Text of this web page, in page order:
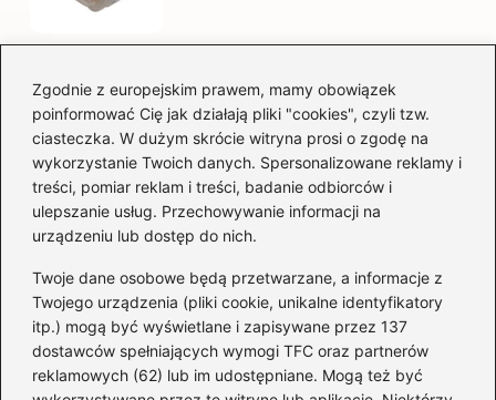
Zgodnie z europejskim prawem, mamy obowiązek
poinformować Cię jak działają pliki "cookies", czyli tzw.
ciasteczka. W dużym skrócie witryna prosi o zgodę na
wykorzystanie Twoich danych. Spersonalizowane reklamy i
treści, pomiar reklam i treści, badanie odbiorców i
ulepszanie usług. Przechowywanie informacji na
urządzeniu lub dostęp do nich.
Twoje dane osobowe będą przetwarzane, a informacje z
Twojego urządzenia (pliki cookie, unikalne identyfikatory
itp.) mogą być wyświetlane i zapisywane przez 137
dostawców spełniających wymogi TFC oraz partnerów
reklamowych (62) lub im udostępniane. Mogą też być
Czy warto kupować
diesla? Przewodnik dla
przyszłych właścicieli
Kategorie
Akumulator(74)
Benzyna i Diesel(87)
Motocykle(49)
Opony(81)